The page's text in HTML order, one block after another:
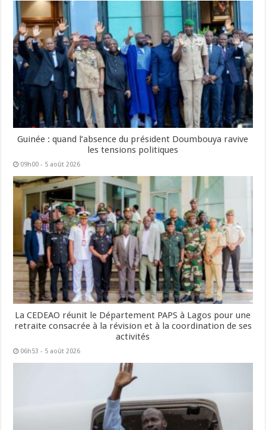
Guinée : quand l’absence du président Doumbouya ravive
les tensions politiques
09h00 - 5 août 2026
La CEDEAO réunit le Département PAPS à Lagos pour une
retraite consacrée à la révision et à la coordination de ses
activités
06h53 - 5 août 2026